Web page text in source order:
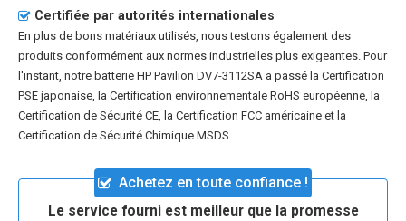
Certifiée par autorités internationales
En plus de bons matériaux utilisés, nous testons également des
produits conformément aux normes industrielles plus exigeantes. Pour
l'instant, notre batterie HP Pavilion DV7-3112SA a passé la Certification
PSE japonaise, la Certification environnementale RoHS européenne, la
Certification de Sécurité CE, la Certification FCC américaine et la
Certification de Sécurité Chimique MSDS.
Achetez en toute confiance !
Le service fourni est meilleur que la promesse